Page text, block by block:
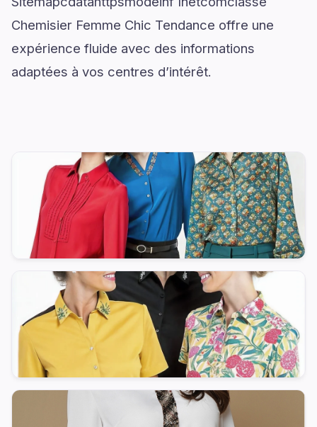
Chemisier Femme Chic Tendance offre une
expérience fluide avec des informations
adaptées à vos centres d’intérêt.